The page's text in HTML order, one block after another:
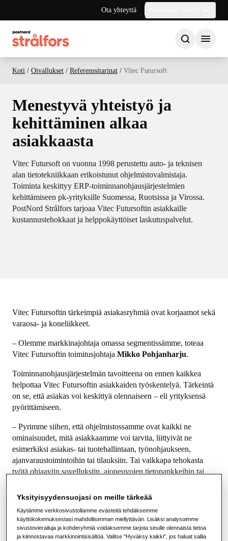
Ota yhteyttä
Koti / Oivallukset / Referenssitarinat / Vitec Futursoft
Menestyvä yhteistyö ja
kehittäminen alkaa
asiakkaasta
Vitec Futursoft on vuonna 1998 perustettu auto- ja teknisen
alan tietotekniikkaan erikoistunut ohjelmistovalmistaja.
Toiminta keskittyy ERP-toiminnanohjausjärjestelmien
kehittämiseen pk-yrityksille Suomessa, Ruotsissa ja Virossa.
PostNord Strålfors tarjoaa Vitec Futursoftin asiakkaille
kustannustehokkaat ja helppokäyttöiset laskutuspalvelut.
Vitec Futursoftin tärkeimpiä asiakasryhmiä ovat korjaamot sekä
varaosa- ja koneliikkeet.
– Olemme markkinajohtaja omassa segmentissämme, toteaa
Vitec Futursoftin toimitusjohtaja Mikko Pohjanharju.
Toiminnanohjausjärjestelmän tavoitteena on ennen kaikkea
helpottaa Vitec Futursoftin asiakkaiden työskentelyä. Tärkeintä
on se, että asiakas voi keskittyä olennaiseen – eli yrityksensä
pyörittämiseen.
– Pyrimme siihen, että ohjelmistossamme ovat kaikki ne
ominaisuudet, mitä asiakkaamme voi tarvita, liittyivät ne
esimerkiksi asiakas- tai tuotehallintaan, työnohjaukseen,
ajanvaraustoimintoihin tai tilauksiin. Tai vaikkapa tehokasta
työtä ohjaaviin sovelluksiin, ajoneuvojen tietopankkeihin tai
sekä aikaa että rahaa, Pohjanharju summaa.
Kustannustehokas ja nopea
laskutuspalvelu
Yksityisyydensuojasi on meille tärkeää
Käytämme verkkosivustollamme evästeitä tehdäksemme
käyttökokemuksestasi mahdollisimman miellyttävän. Lisäksi analysoimme
sivustovierailuja ja kohderyhmiä voidaksemme tarjota sinulle olennaista tietoa
ja kiinnostavaa markkinointisisältöä. Valitse "Hyväksy kaikki", jos haluat sallia